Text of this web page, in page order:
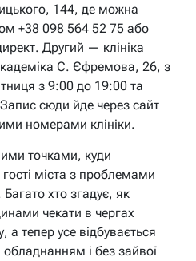
144, де можна
+38 098 564 52 75 або
Другий — клініка
С. Єфремова, 26, з
з 9:00 до 19:00 та
сюди йде через сайт
номерами клініки.
точками, куди
гості міста з проблемами
Багато хто згадує, як
чекати в чергах
тепер усе відбувається
і без зайвої